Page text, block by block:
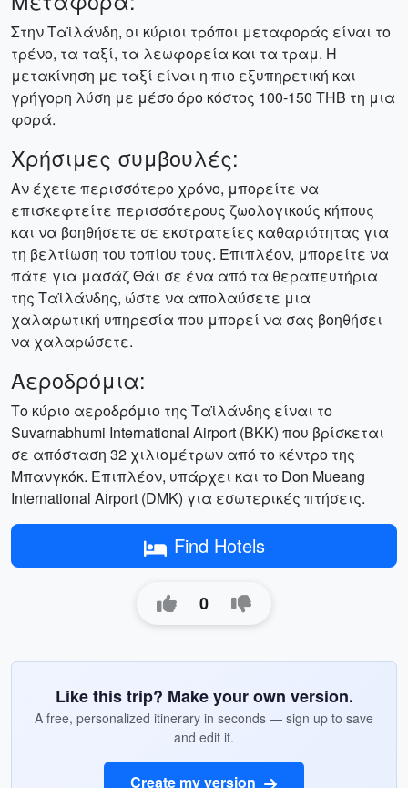
Στην Ταϊλάνδη, οι κύριοι τρόποι μεταφοράς είναι το
τρένο, τα ταξί, τα λεωφορεία και τα τραμ. Η
μετακίνηση με ταξί είναι η πιο εξυπηρετική και
γρήγορη λύση με μέσο όρο κόστος 100-150 THB τη μια
φορά.
Χρήσιμες συμβουλές:
Αν έχετε περισσότερο χρόνο, μπορείτε να
επισκεφτείτε περισσότερους ζωολογικούς κήπους
και να βοηθήσετε σε εκστρατείες καθαριότητας για
τη βελτίωση του τοπίου τους. Επιπλέον, μπορείτε να
πάτε για μασάζ Θάι σε ένα από τα θεραπευτήρια
της Ταϊλάνδης, ώστε να απολαύσετε μια
χαλαρωτική υπηρεσία που μπορεί να σας βοηθήσει
να χαλαρώσετε.
Αεροδρόμια:
Το κύριο αεροδρόμιο της Ταϊλάνδης είναι το
Suvarnabhumi International Airport (BKK) που βρίσκεται
σε απόσταση 32 χιλιομέτρων από το κέντρο της
Μπανγκόκ. Επιπλέον, υπάρχει και το Don Mueang
International Airport (DMK) για εσωτερικές πτήσεις.
Find Hotels
0
Like this trip? Make your own version.
A free, personalized itinerary in seconds — sign up to save
and edit it.
Create my version